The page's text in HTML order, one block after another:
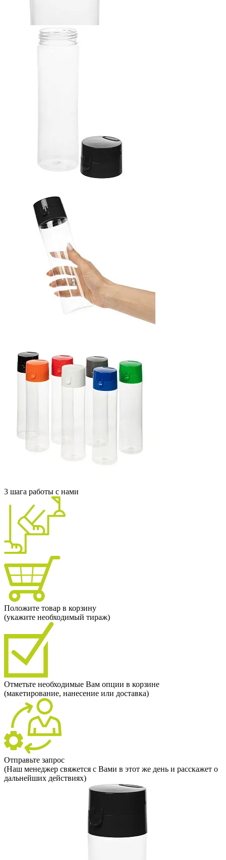
3 шага работы с нами
Положите товар в корзину
(укажите необходимый тираж)
Отметьте необходимые Вам опции в корзине
(макетирование, нанесение или доставка)
Отправьте запрос
(Наш менеджер свяжется с Вами в этот же день и расскажет о
дальнейших действиях)